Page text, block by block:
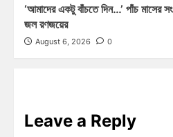
‘আমাদের একটু বাঁচতে দিন…’ পাঁচ মাসের
জল রণজয়ের
August 6, 2026 0
Leave a Reply